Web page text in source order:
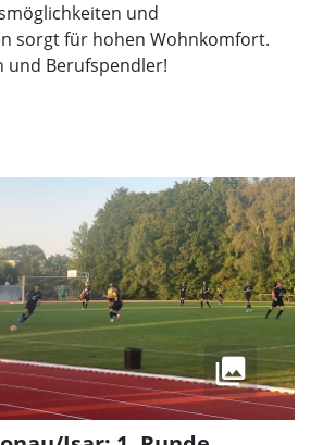
und
sorgt für hohen Wohnkomfort.
und Berufspendler!